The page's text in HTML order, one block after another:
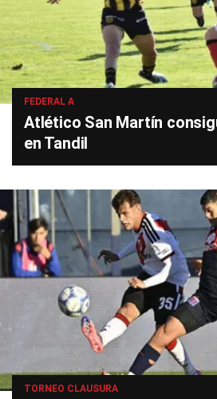
FEDERAL A
Atlético San Martín
en Tandil
TORNEO CLAUSURA